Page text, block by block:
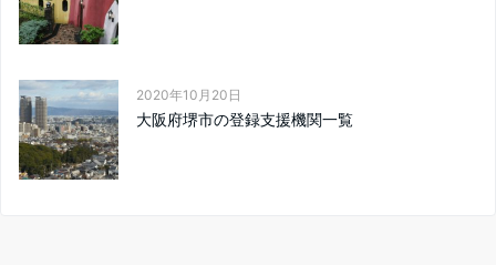
2020年10月20日
大阪府堺市の登録支援機関一覧